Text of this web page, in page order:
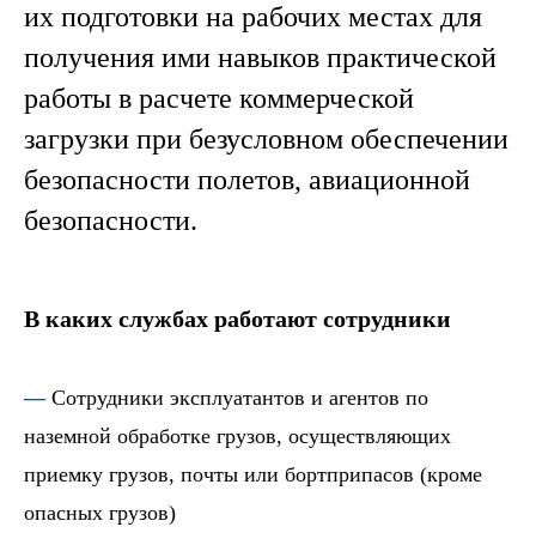
их подготовки на рабочих местах для
получения ими навыков практической
работы в расчете коммерческой
загрузки при безусловном обеспечении
безопасности полетов, авиационной
безопасности.
В каких службах работают сотрудники
—Сотрудники эксплуатантов и агентов по
наземной обработке грузов, осуществляющих
приемку грузов, почты или бортприпасов (кроме
опасных грузов)